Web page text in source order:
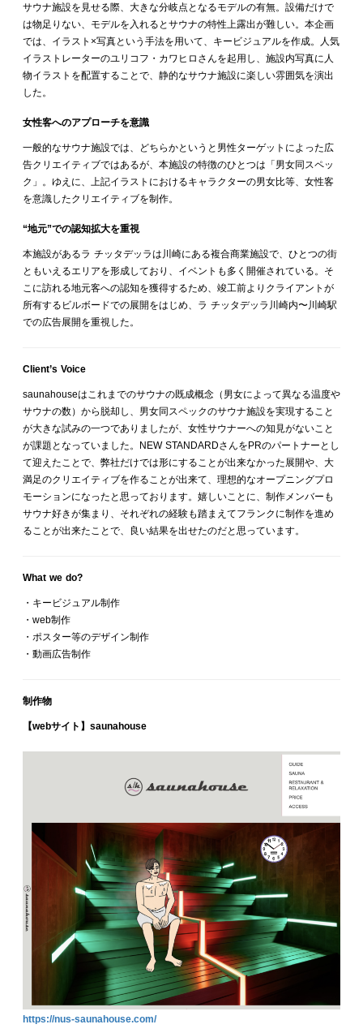
サウナ施設を見せる際、大きな分岐点となるモデルの有無。設備だけで
は物足りない、モデルを入れるとサウナの特性上露出が難しい。本企画
では、イラスト×写真という手法を用いて、キービジュアルを作成。人気
イラストレーターのユリコフ・カワヒロさんを起用し、施設内写真に人
物イラストを配置することで、静的なサウナ施設に楽しい雰囲気を演出
した。
女性客へのアプローチを意識
一般的なサウナ施設では、どちらかというと男性ターゲットによった広
告クリエイティブではあるが、本施設の特徴のひとつは「男女同スペッ
ク」。ゆえに、上記イラストにおけるキャラクターの男女比等、女性客
を意識したクリエイティブを制作。
“地元”での認知拡大を重視
本施設があるラ チッタデッラは川崎にある複合商業施設で、ひとつの街
ともいえるエリアを形成しており、イベントも多く開催されている。そ
こに訪れる地元客への認知を獲得するため、竣工前よりクライアントが
所有するビルボードでの展開をはじめ、ラ チッタデッラ川崎内〜川崎駅
での広告展開を重視した。
Client’s Voice
saunahouseはこれまでのサウナの既成概念（男女によって異なる温度や
サウナの数）から脱却し、男女同スペックのサウナ施設を実現すること
が大きな試みの一つでありましたが、女性サウナーへの知見がないこと
が課題となっていました。NEW STANDARDさんをPRのパートナーとし
て迎えたことで、弊社だけでは形にすることが出来なかった展開や、大
満足のクリエイティブを作ることが出来て、理想的なオープニングプロ
モーションになったと思っております。嬉しいことに、制作メンバーも
サウナ好きが集まり、それぞれの経験も踏まえてフランクに制作を進め
ることが出来たことで、良い結果を出せたのだと思っています。
What we do?
・キービジュアル制作
・web制作
・ポスター等のデザイン制作
・動画広告制作
制作物
【webサイト】saunahouse
https://nus-saunahouse.com/